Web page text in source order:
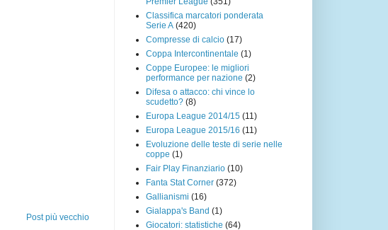
Post più vecchio
Classifica marcatori ponderata
Serie A (420)
Compresse di calcio (17)
Coppa Intercontinentale (1)
Coppe Europee: le migliori
performance per nazione (2)
Difesa o attacco: chi vince lo
scudetto? (8)
Europa League 2014/15 (11)
Europa League 2015/16 (11)
Evoluzione delle teste di serie nelle
coppe (1)
Fair Play Finanziario (10)
Fanta Stat Corner (372)
Gallianismi (16)
Gialappa's Band (1)
Giocatori: statistiche (64)